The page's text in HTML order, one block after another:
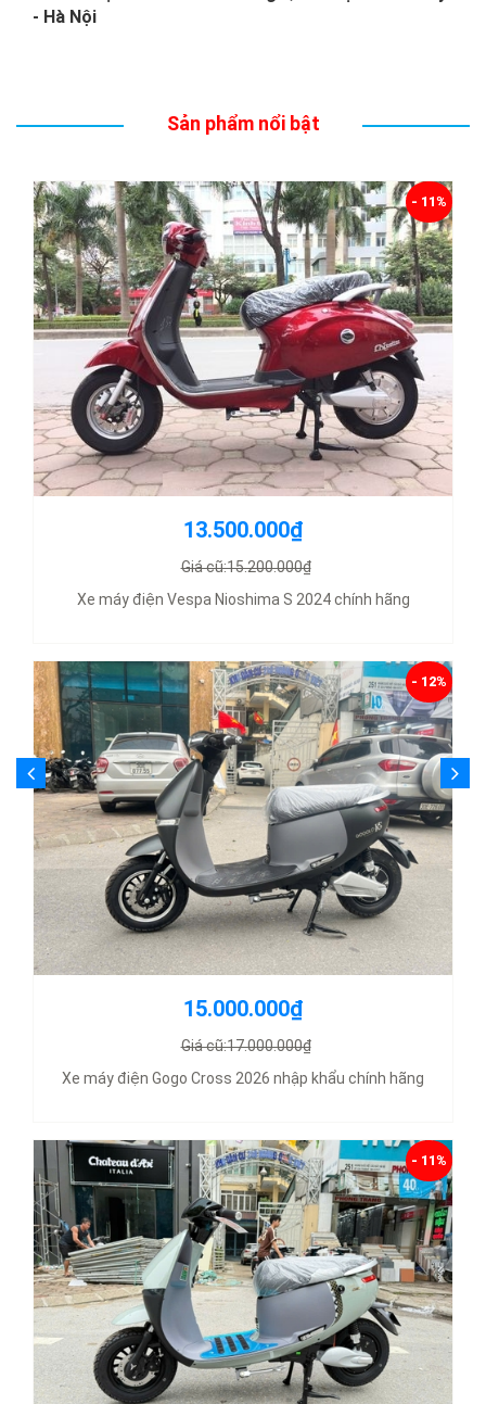
- Hà Nội
Sản phẩm nổi bật
- 11%
13.500.000₫
Giá cũ:15.200.000₫
Xe máy điện Vespa Nioshima S 2024 chính hãng
- 12%
15.000.000₫
Giá cũ:17.000.000₫
Xe máy điện Gogo Cross 2026 nhập khẩu chính hãng
- 11%